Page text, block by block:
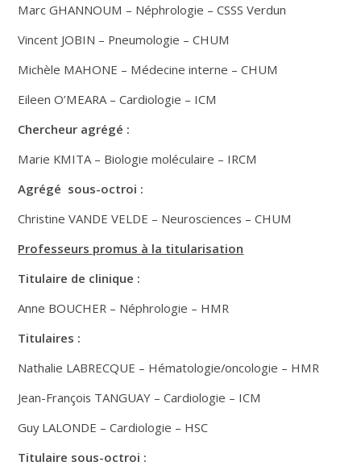
Marc GHANNOUM – Néphrologie – CSSS Verdun
Vincent JOBIN – Pneumologie – CHUM
Michèle MAHONE – Médecine interne – CHUM
Eileen O’MEARA – Cardiologie – ICM
Chercheur agrégé :
Marie KMITA – Biologie moléculaire – IRCM
Agrégé sous-octroi :
Christine VANDE VELDE – Neurosciences – CHUM
Professeurs promus à la titularisation
Titulaire de clinique :
Anne BOUCHER – Néphrologie – HMR
Titulaires :
Nathalie LABRECQUE – Hématologie/oncologie – HMR
Jean-François TANGUAY – Cardiologie – ICM
Guy LALONDE – Cardiologie – HSC
Titulaire sous-octroi :